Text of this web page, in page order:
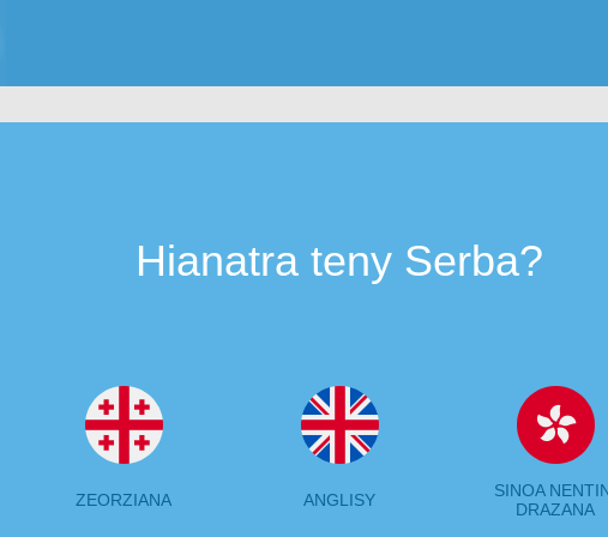
Hianatra teny Serba?
ZEORZIANA ANGLISY
SINOA
DRAZANA